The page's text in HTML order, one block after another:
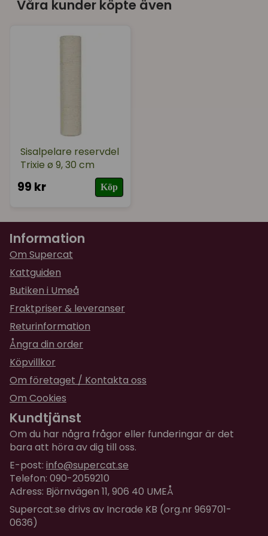
60 cm
för 2 år sedan
Våra kunder köpte även
Sisalpelare reservdel
Trixie ø 9, 30 cm
99 kr Köp
Information
Om Supercat
Kattguiden
Butiken i Umeå
Fraktpriser & leveranser
Returinformation
Ångra din order
Köpvillkor
Om företaget / Kontakta oss
Om Cookies
Kundtjänst
Om du har några frågor eller funderingar är det
bara att höra av dig till oss.
E-post: info@supercat.se
Telefon: 090-2059210
Adress: Björnvägen 11, 906 40 UMEÅ
Supercat.se drivs av Incrade KB (org.nr 969701-
0636)